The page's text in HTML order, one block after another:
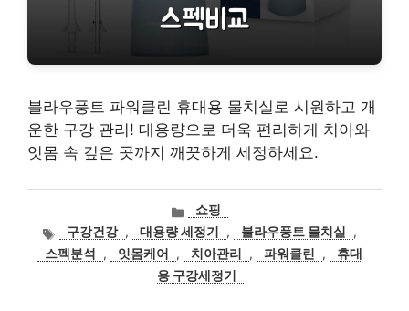
블라우풍트 파워클린 휴대용 물치실로 시원하고 개
운한 구강 관리! 대용량으로 더욱 편리하게 치아와
잇몸 속 깊은 곳까지 깨끗하게 세정하세요.
카
테
고
리
쇼핑
태
그
구강건강 , 대용량 세정기 , 블라우풍트 물치실
,
스펙분석
, 잇몸케어 , 치아관리 , 파워클린 ,
휴대
용 구강세정기